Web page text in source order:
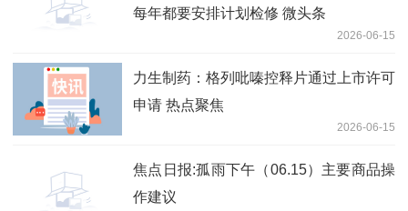
每年都要安排计划检修 微头条
2026-06-15
力生制药：格列吡嗪控释片通过上市许可
申请 热点聚焦
2026-06-15
焦点日报:孤雨下午（06.15）主要商品操
作建议